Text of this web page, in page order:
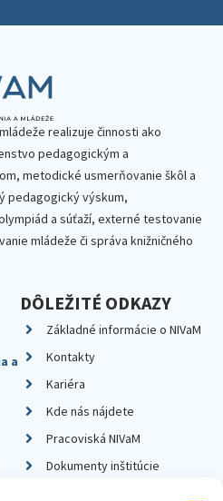
realizuje činnosti ako
pedagogickým a
metodické usmerňovanie škôl a
pedagogický výskum,
a súťaží, externé testovanie
mládeže či správa knižničného
a
DÔLEŽITÉ ODKAZY
Základné informácie o NIVaM
Kontakty
Kariéra
Kde nás nájdete
Pracoviská NIVaM
Dokumenty inštitúcie